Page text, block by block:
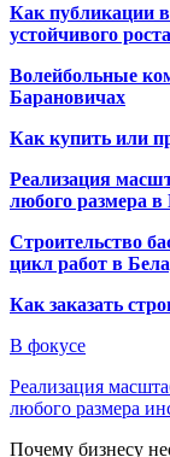
Как публикации
устойчивого
Волейбольные
Барановичах
Как купить или
Реализация
любого размера в
Строительство
цикл работ в
Как заказать
В фокусе
Реализация
любого размера
Почему бизнесу